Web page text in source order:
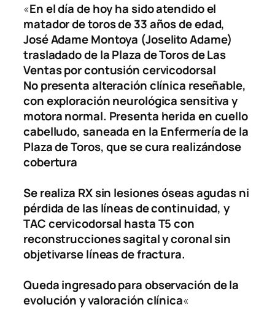
«En el día de hoy ha sido atendido el
matador de toros de 33 años de edad,
José Adame Montoya (Joselito Adame)
trasladado de la Plaza de Toros de Las
Ventas por contusión cervicodorsal
No presenta alteración clínica reseñable,
con exploración neurológica sensitiva y
motora normal. Presenta herida en cuello
cabelludo, saneada en la Enfermería de la
Plaza de Toros, que se cura realizándose
cobertura
Se realiza RX sin lesiones óseas agudas ni
pérdida de las líneas de continuidad, y
TAC cervicodorsal hasta T5 con
reconstrucciones sagital y coronal sin
objetivarse líneas de fractura.
Queda ingresado para observación de la
evolución y valoración clínica«